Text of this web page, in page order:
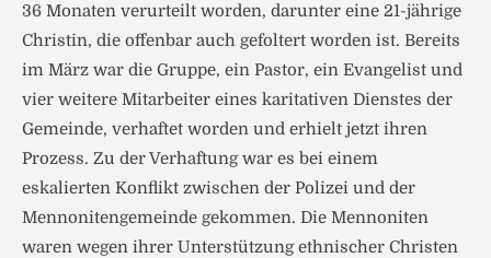
36 Monaten verurteilt worden, darunter eine 21-jährige
Christin, die offenbar auch gefoltert worden ist. Bereits
im März war die Gruppe, ein Pastor, ein Evangelist und
vier weitere Mitarbeiter eines karitativen Dienstes der
Gemeinde, verhaftet worden und erhielt jetzt ihren
Prozess. Zu der Verhaftung war es bei einem
eskalierten Konflikt zwischen der Polizei und der
Mennonitengemeinde gekommen. Die Mennoniten
waren wegen ihrer Unterstützung ethnischer Christen